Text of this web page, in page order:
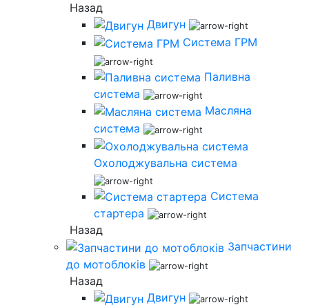
Назад
Двигун
Система ГРМ
Паливна
система
Масляна
система
Охолоджувальна система
Система
стартера
Назад
Запчастини
до мотоблоків
Назад
Двигун